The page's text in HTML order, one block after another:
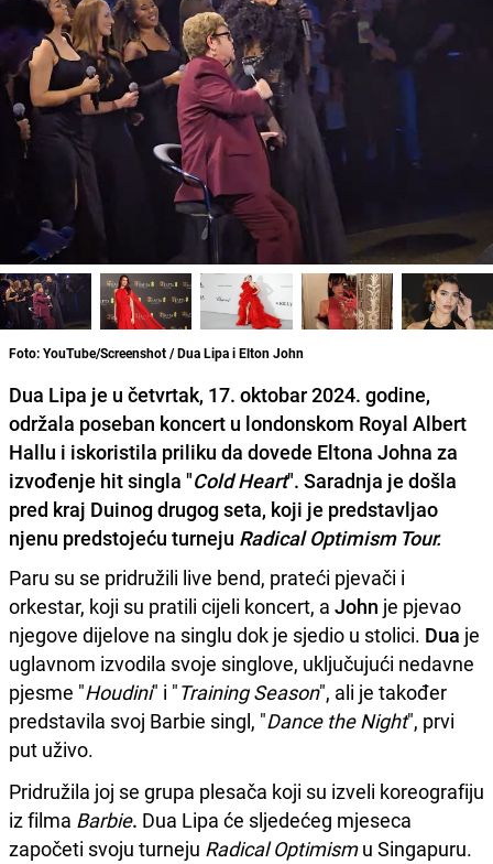
Foto: YouTube/Screenshot / Dua Lipa i Elton John
Dua Lipa je u četvrtak, 17. oktobar 2024. godine,
održala poseban koncert u londonskom Royal Albert
Hallu i iskoristila priliku da dovede Eltona Johna za
izvođenje hit singla "Cold Heart". Saradnja je došla
pred kraj Duinog drugog seta, koji je predstavljao
njenu predstojeću turneju Radical Optimism Tour.
Paru su se pridružili live bend, prateći pjevači i
orkestar, koji su pratili cijeli koncert, a John je pjevao
njegove dijelove na singlu dok je sjedio u stolici. Dua je
uglavnom izvodila svoje singlove, uključujući nedavne
pjesme "Houdini" i "Training Season", ali je također
predstavila svoj Barbie singl, "Dance the Night", prvi
put uživo.
Pridružila joj se grupa plesača koji su izveli koreografiju
iz filma Barbie. Dua Lipa će sljedećeg mjeseca
započeti svoju turneju Radical Optimismu Singapuru.